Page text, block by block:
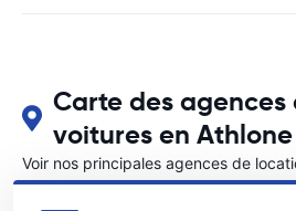
Carte des
voitures en Athlone
Voir nos principales agences de
Athlone